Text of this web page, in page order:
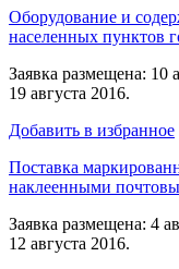
Оборудование и
населенных пунктов
Заявка размещена: 10
19 августа 2016.
Добавить в избранное
Поставка
наклеенными
Заявка размещена: 4
12 августа 2016.